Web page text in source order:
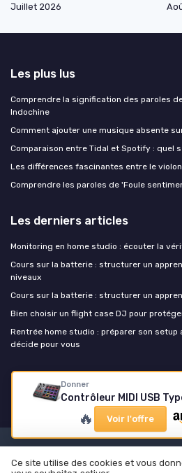
Donner
Contrôleur MIDI USB
🔥 Voir l'offre
Juillet 2026
Les plus lus
Comprendre la signification des paroles
Indochine
Comment ajouter une musique absente
Comparaison entre Tidal et Spotify : quel
Les différences fascinantes entre le
Comprendre les paroles de 'Foule
Les derniers articles
Monitoring en home studio : écouter la
Cours sur la batterie : structurer un
niveaux
Cours sur la batterie : structurer un
Bien choisir un flight case DJ pour
Rentrée home studio : préparer son setup
décide pour vous
Music Insiders
© Music Insiders
Ce site utilise des cookies et vous